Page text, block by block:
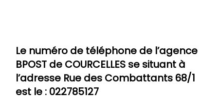
Le numéro de téléphone de l’agence
BPOST de COURCELLES se situant à
l’adresse Rue des Combattants 68/1
est le : 022785127